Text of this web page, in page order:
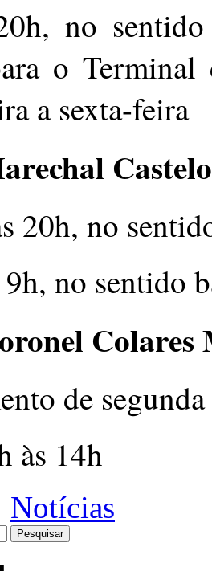
no
o
a sexta-feira
20h, no
9h, no sentido
Colares
de
às 14h
Notícias